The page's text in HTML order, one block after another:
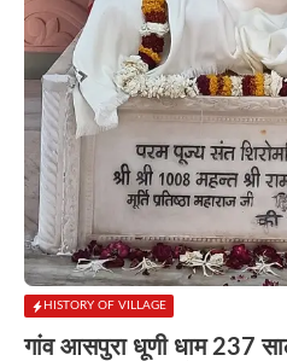
HISTORY OF VILLAGE
गांव आसपुरा धूणी धाम 237